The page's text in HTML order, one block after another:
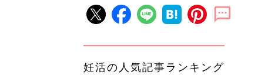
妊活の人気記事ランキング